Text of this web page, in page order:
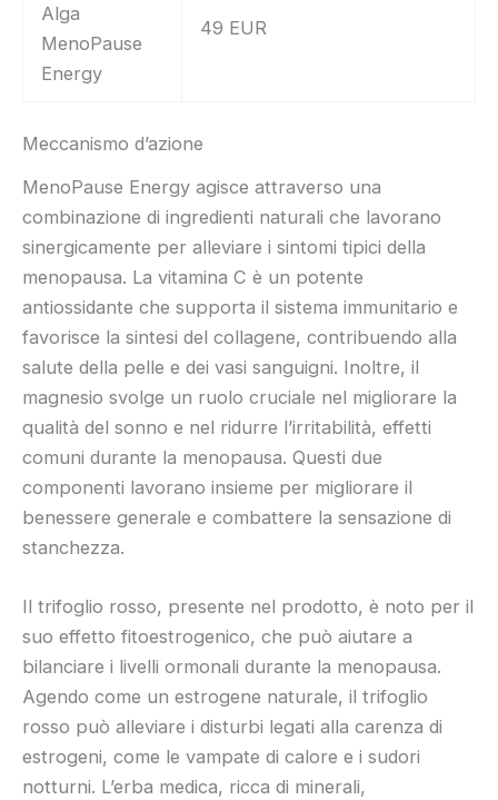
Alga
MenoPause
Energy
49 EUR
Meccanismo d’azione
MenoPause Energy agisce attraverso una
combinazione di ingredienti naturali che lavorano
sinergicamente per alleviare i sintomi tipici della
menopausa. La vitamina C è un potente
antiossidante che supporta il sistema immunitario e
favorisce la sintesi del collagene, contribuendo alla
salute della pelle e dei vasi sanguigni. Inoltre, il
magnesio svolge un ruolo cruciale nel migliorare la
qualità del sonno e nel ridurre l’irritabilità, effetti
comuni durante la menopausa. Questi due
componenti lavorano insieme per migliorare il
benessere generale e combattere la sensazione di
stanchezza.
Il trifoglio rosso, presente nel prodotto, è noto per il
suo effetto fitoestrogenico, che può aiutare a
bilanciare i livelli ormonali durante la menopausa.
Agendo come un estrogene naturale, il trifoglio
rosso può alleviare i disturbi legati alla carenza di
estrogeni, come le vampate di calore e i sudori
notturni. L’erba medica, ricca di minerali,